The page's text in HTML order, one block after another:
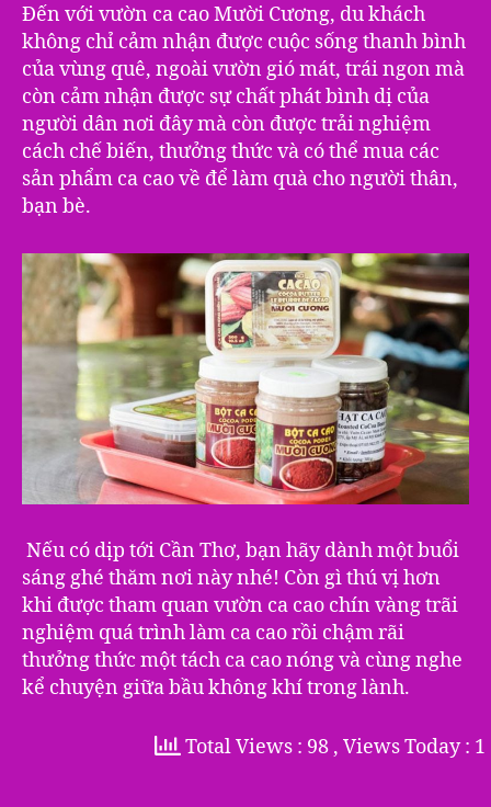
Đến với vườn ca cao Mười Cương, du khách
không chỉ cảm nhận được cuộc sống thanh bình
của vùng quê, ngoài vườn gió mát, trái ngon mà
còn cảm nhận được sự chất phát bình dị của
người dân nơi đây mà còn được trải nghiệm
cách chế biến, thưởng thức và có thể mua các
sản phẩm ca cao về để làm quà cho người thân,
bạn bè.
Nếu có dịp tới Cần Thơ, bạn hãy dành một buổi
sáng ghé thăm nơi này nhé! Còn gì thú vị hơn
khi được tham quan vườn ca cao chín vàng trãi
nghiệm quá trình làm ca cao rồi chậm rãi
thưởng thức một tách ca cao nóng và cùng nghe
kể chuyện giữa bầu không khí trong lành.
Total Views : 98 , Views Today : 1